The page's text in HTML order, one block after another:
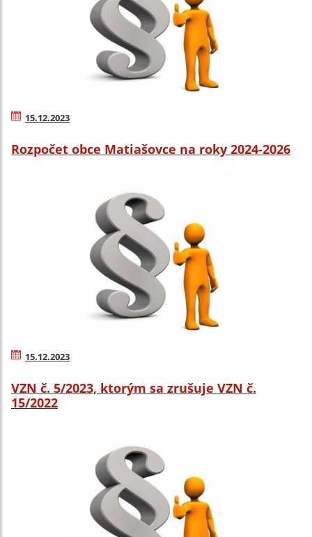
15.12.2023
Rozpočet obce Matiašovce na roky 2024-2026
15.12.2023
VZN č. 5/2023, ktorým sa zrušuje VZN č.
15/2022